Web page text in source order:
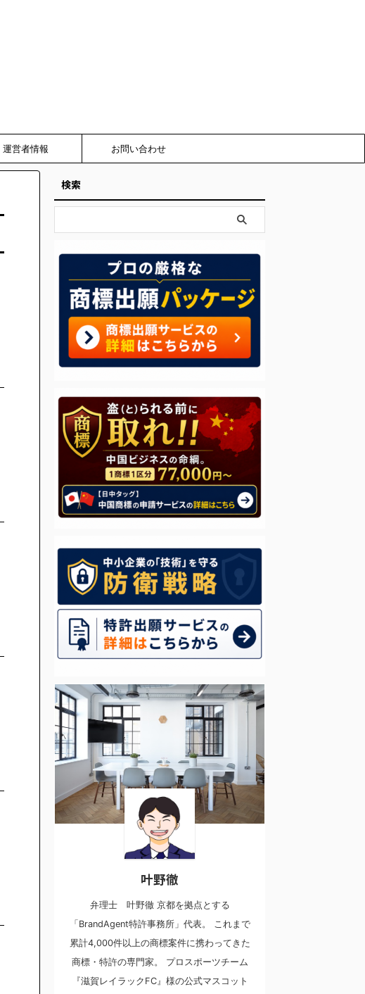
運営者情報 お問い合わせ
検索
叶野徹
弁理士 叶野徹 京都を拠点とする
「BrandAgent特許事務所」代表。 これまで
累計4,000件以上の商標案件に携わってきた
商標・特許の専門家。 プロスポーツチーム
『滋賀レイラックFC』様の公式マスコット